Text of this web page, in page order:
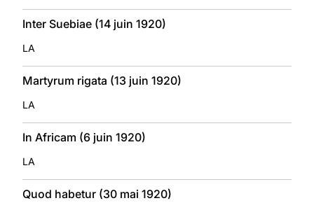
Inter Suebiae (14 juin 1920)
LA
Martyrum rigata (13 juin 1920)
LA
In Africam (6 juin 1920)
LA
Quod habetur (30 mai 1920)